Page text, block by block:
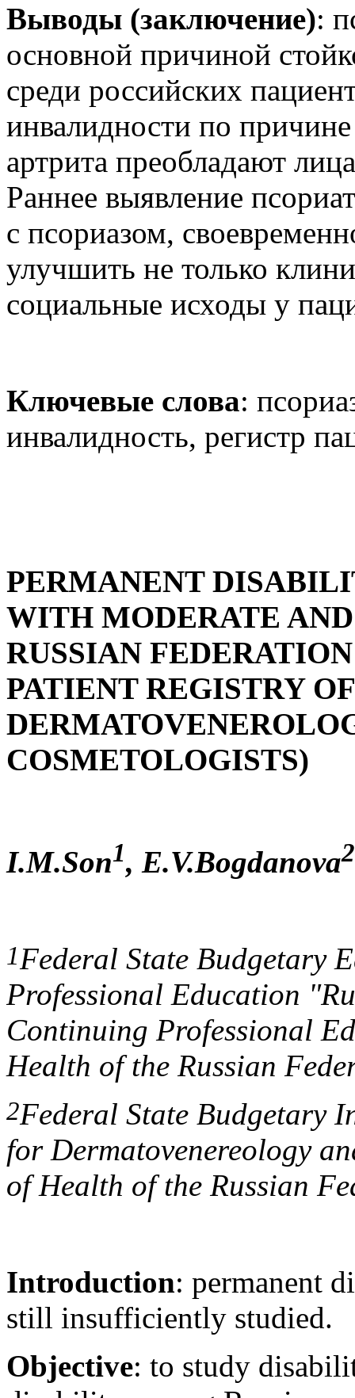
Выводы (заключение):
основной причиной
среди российских
инвалидности по
артрита преобладают
Раннее выявление
с псориазом,
улучшить не только
социальные исходы у
Ключевые слова:
инвалидность, регистр
PERMANENT
WITH MODERATE
RUSSIAN
PATIENT REGISTRY
COSMETOLOGISTS)
I.M.Son1, E.V.Bogdanova2
1Federal State Budgetary
Professional Education
Continuing Professional
Health of the Russian
2Federal State Budgetary
for Dermatovenereology
of Health of the Russian
Introduction: permanent
still insufficiently studied.
Objective: to study